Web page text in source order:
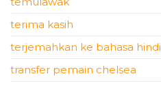
terima kasih
terjemahkan ke bahasa hindi
transfer pemain chelsea